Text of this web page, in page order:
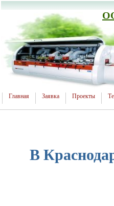
Главная Заявка Проекты
В